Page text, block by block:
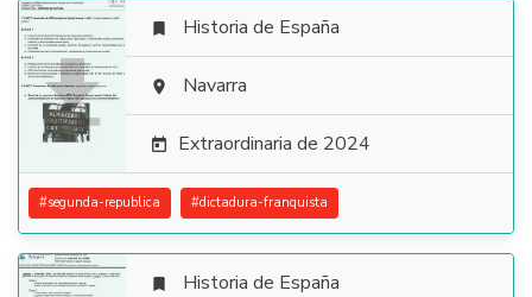

 Historia de España
 Navarra
 Extraordinaria de 2024
#segunda-republica #dictadura-franquista
 Historia de España